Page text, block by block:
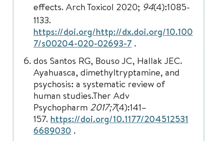
effects. Arch Toxicol 2020; 94(4):1085-
1133.
https://doi.org/http://dx.doi.org/10.100
7/s00204-020-02693-7 .
dos Santos RG, Bouso JC, Hallak JEC.
Ayahuasca, dimethyltryptamine, and
psychosis: a systematic review of
human studies.Ther Adv
Psychopharm 2017;7(4):141–
157. https://doi.org/10.1177/204512531
6689030 .